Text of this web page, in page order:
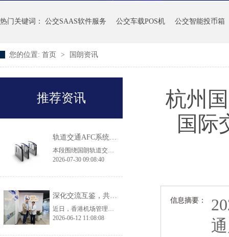
热门关键词： 公交SAAS软件服务 公交车载POS机 公交智能投币箱
您的位置: 首页 > 国朗资讯
杭州
国际
信息摘要：
推荐资讯
轨道交通AFC系统产品·常见问答
本段围绕国朗轨道交通 AFC 闸机、自助售票机选型常见问题作出解答：翼闸适配高客流地铁换乘大站，拍打门机身轻薄，适用于客流平缓线路及实名制核验场景；43 寸大屏 TVM 售票机兼容境内外多种支付方式，可落地跨境交通枢纽项目；无障碍通行无需单独采购设备，直接选用原厂 900mm 加宽通道闸机即可满足轮椅、大件行李通行规范，两款闸机都具备消防、断电自动放行的安全配置。
2026-07-30 09:08:40
深化交流互鉴，共促品质升级｜香港机场管理局莅临国朗科技参观考察
近日，香港机场管理局考察团一行莅临国朗科技开展实地参观考察与深度交流，公司核心管理层及相关业务、技术负责人全程陪同接待。考察团先后走进公司生产加工厂、总部办公及产品展示中心，全方位、多角度调研公司生产实力、品控体系与核心产品体系，为双方后续深化交流、探索合作契机奠定了坚实基础。 考察首站，香港机场管理局考察团深入国朗科技加工厂生产一线，实地走访生产车间、工艺加工区、品质检测区等核心区域。在参观过
2026-06-12 11:08:08